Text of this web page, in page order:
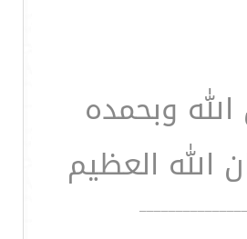
وبحمده
الله العظيم